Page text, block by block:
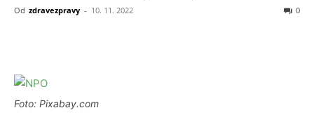
Od zdravezpravy - 10. 11. 2022 0
Foto: Pixabay.com